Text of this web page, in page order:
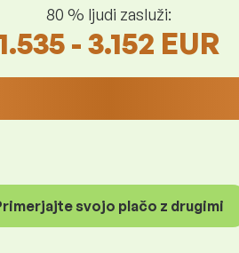
80 % ljudi zasluži:
- 3.152 EUR
svojo plačo z drugimi